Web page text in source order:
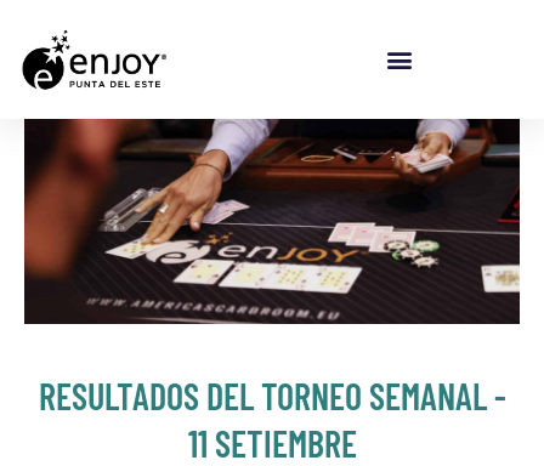
RESULTADOS DEL TORNEO SEMANAL -
11 SETIEMBRE